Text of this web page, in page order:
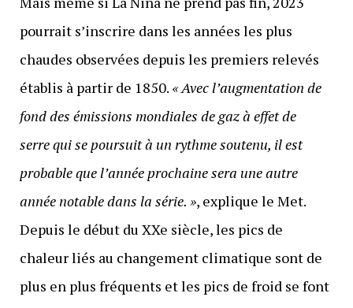
pourrait s’inscrire dans les années les plus
chaudes observées depuis les premiers relevés
établis à partir de 1850. « Avec l’augmentation de
fond des émissions mondiales de gaz à effet de
serre qui se poursuit à un rythme soutenu, il est
probable que l’année prochaine sera une autre
année notable dans la série. », explique le Met.
Depuis le début du XXe siècle, les pics de
chaleur liés au changement climatique sont de
plus en plus fréquents et les pics de froid se font